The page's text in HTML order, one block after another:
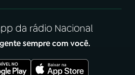
da rádio Nacional
sempre com você.